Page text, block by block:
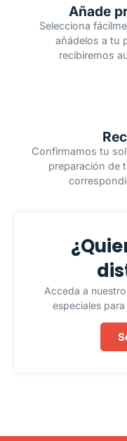
Añade
Selecciona
añádelos a tu
recibiremos
Confirmamos tu
preparación de
Acceda a
especiales